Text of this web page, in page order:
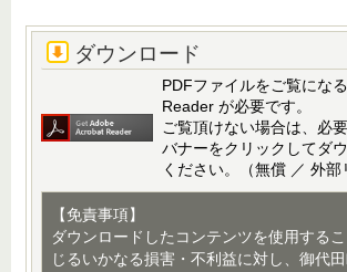
ダウンロード
PDFファイルをご覧にな
Reader が必要です。
ご覧頂けない場合は、必
バナーをクリックしてダ
ください。（無償 ／ 外部
【免責事項】
ダウンロードしたコンテンツを使用する
じるいかなる損害・不利益に対し、御代